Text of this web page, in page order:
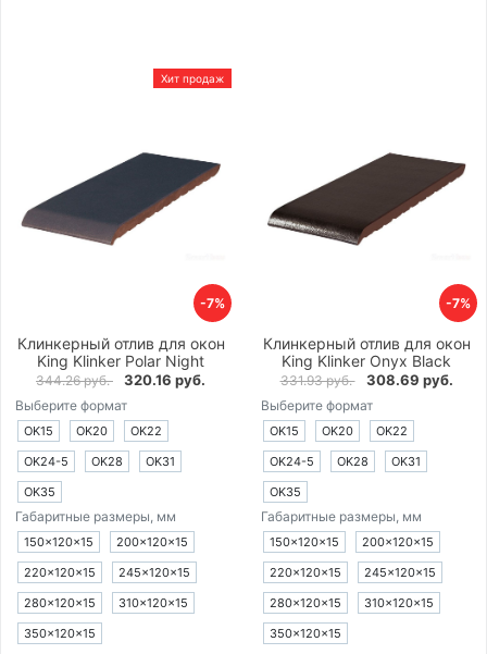
-7%
Хит продаж
Клинкерный отлив для окон
King Klinker Polar Night
344.26 руб. 320.16 руб.
Выберите формат
OK15 OK20
OK22
OK24-5
OK28
OK31
OK35
Габаритные размеры, мм
150×120×15
200×120×15
220×120×15
245×120×15
280×120×15
310×120×15
350×120×15
-7%
Клинкерный отлив для окон
King Klinker Onyx Black
331.93 руб. 308.69 руб.
Выберите формат
OK15 OK20
OK22
OK24-5
OK28
OK31
OK35
Габаритные размеры, мм
150×120×15
200×120×15
220×120×15
245×120×15
280×120×15
310×120×15
350×120×15